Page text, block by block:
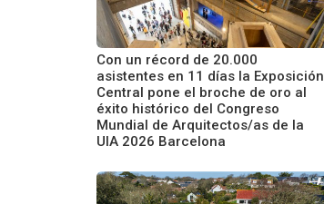
Con un récord de 20.000
asistentes en 11 días la Exposición
Central pone el broche de oro al
éxito histórico del Congreso
Mundial de Arquitectos/as de la
UIA 2026 Barcelona